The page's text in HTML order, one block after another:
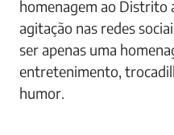
homenagem ao Distrito
agitação nas redes
ser apenas uma
entretenimento,
humor.